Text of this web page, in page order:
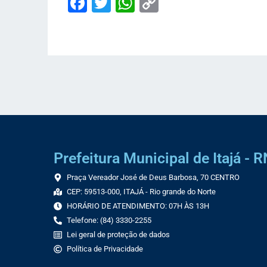
Prefeitura Municipal de Itajá -
Praça Vereador José de Deus Barbosa, 70 CENTRO
CEP: 59513-000, ITAJÁ - Rio grande do Norte
HORÁRIO DE ATENDIMENTO: 07H ÀS 13H
Telefone: (84) 3330-2255
Lei geral de proteção de dados
Política de Privacidade